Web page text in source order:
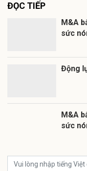
ĐỌC TIẾP
M&A
sức
Động
M&A
sức